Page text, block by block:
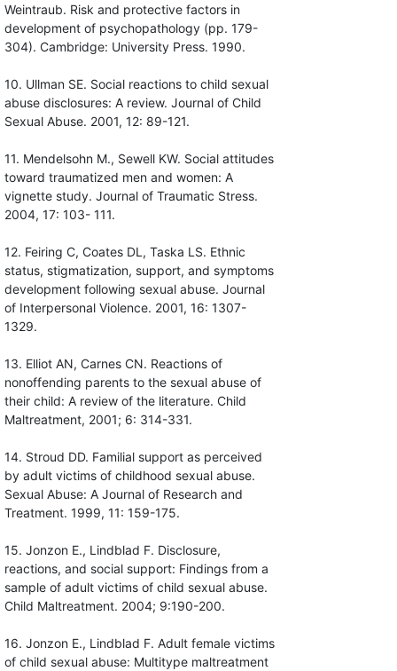
Weintraub. Risk and protective factors in
development of psychopathology (pp. 179-
304). Cambridge: University Press. 1990.
10. Ullman SE. Social reactions to child sexual
abuse disclosures: A review. Journal of Child
Sexual Abuse. 2001, 12: 89-121.
11. Mendelsohn M., Sewell KW. Social attitudes
toward traumatized men and women: A
vignette study. Journal of Traumatic Stress.
2004, 17: 103- 111.
12. Feiring C, Coates DL, Taska LS. Ethnic
status, stigmatization, support, and symptoms
development following sexual abuse. Journal
of Interpersonal Violence. 2001, 16: 1307-
1329.
13. Elliot AN, Carnes CN. Reactions of
nonoffending parents to the sexual abuse of
their child: A review of the literature. Child
Maltreatment, 2001; 6: 314-331.
14. Stroud DD. Familial support as perceived
by adult victims of childhood sexual abuse.
Sexual Abuse: A Journal of Research and
Treatment. 1999, 11: 159-175.
15. Jonzon E., Lindblad F. Disclosure,
reactions, and social support: Findings from a
sample of adult victims of child sexual abuse.
Child Maltreatment. 2004; 9:190-200.
16. Jonzon E., Lindblad F. Adult female victims
of child sexual abuse: Multitype maltreatment